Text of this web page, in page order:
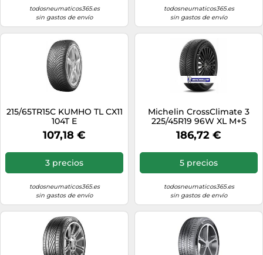
todosneumaticos365.es
sin gastos de envío
todosneumaticos365.es
sin gastos de envío
215/65TR15C KUMHO TL CX11
104T E
107,18 €
3 precios
todosneumaticos365.es
sin gastos de envío
Michelin CrossClimate 3
225/45R19 96W XL M+S
3PMSF TL
186,72 €
5 precios
todosneumaticos365.es
sin gastos de envío